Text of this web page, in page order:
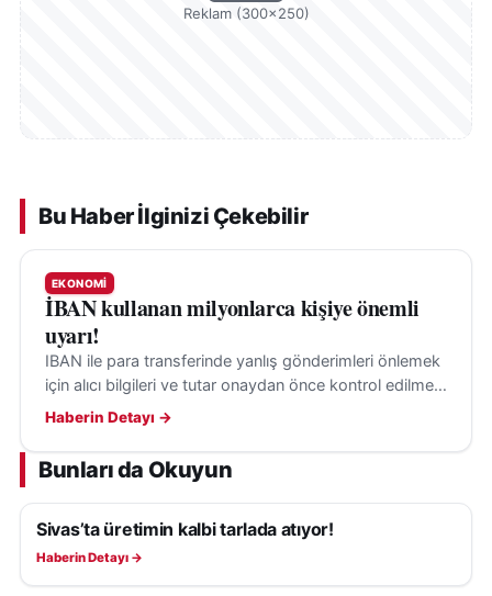
Reklam (300×250)
Bu Haber İlginizi Çekebilir
EKONOMI
İBAN kullanan milyonlarca kişiye önemli
uyarı!
IBAN ile para transferinde yanlış gönderimleri önlemek
için alıcı bilgileri ve tutar onaydan önce kontrol edilmeli;
hata halinde ise bankaya derhal başvurulmalı.
Haberin Detayı →
Bunları da Okuyun
EKONOMI
Sivas’ta üretimin kalbi tarlada atıyor!
Haberin Detayı →